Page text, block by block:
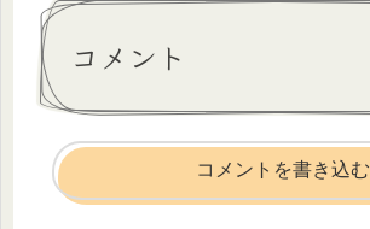
コメント
コメントを書き込む